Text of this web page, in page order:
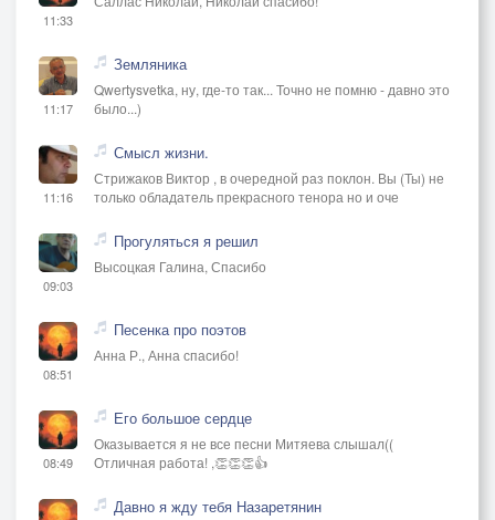
11:33
11:17
Земляника
Qwertysvetka, ну, где-то так... Точно не помню - давно это
было...)
11:16
Смысл жизни.
Стрижаков Виктор , в очередной раз поклон. Вы (Ты) не
только обладатель прекрасного тенора но и оче
09:03
Прогуляться я решил
Высоцкая Галина, Спасибо
08:51
Песенка про поэтов
Анна Р., Анна спасибо!
08:49
Его большое сердце
Оказывается я не все песни Митяева слышал((
Отличная работа! ,👏👏👏👍
Давно я жду тебя Назаретянин